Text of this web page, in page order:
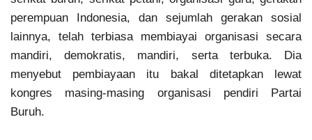
perempuan Indonesia, dan sejumlah gerakan sosial
lainnya, telah terbiasa membiayai organisasi secara
mandiri, demokratis, mandiri, serta terbuka. Dia
menyebut pembiayaan itu bakal ditetapkan lewat
kongres masing-masing organisasi pendiri Partai
Buruh.